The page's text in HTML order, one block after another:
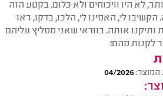
לא היו וויכוחים ולא כלום. בקטע הזה
לי, האמינו לי, הלכו, בדקו, ראו
ותיקנו אותה. בוודאי שאני ממליץ עליהם
לקנות מהם!
המוצר:04/2026